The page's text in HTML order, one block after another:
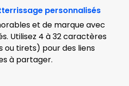
personnalisés
et de marque avec
Utilisez 4 à 32 caractères
ou tirets) pour des liens
à partager.